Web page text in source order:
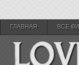
ГЛАВНАЯ ВСЕ